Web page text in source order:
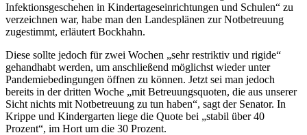
Infektionsgeschehen in Kindertageseinrichtungen und Schulen“ zu
verzeichnen war, habe man den Landesplänen zur Notbetreuung
zugestimmt, erläutert Bockhahn.
Diese sollte jedoch für zwei Wochen „sehr restriktiv und rigide“
gehandhabt werden, um anschließend möglichst wieder unter
Pandemiebedingungen öffnen zu können. Jetzt sei man jedoch
bereits in der dritten Woche „mit Betreuungsquoten, die aus unserer
Sicht nichts mit Notbetreuung zu tun haben“, sagt der Senator. In
Krippe und Kindergarten liege die Quote bei „stabil über 40
Prozent“, im Hort um die 30 Prozent.